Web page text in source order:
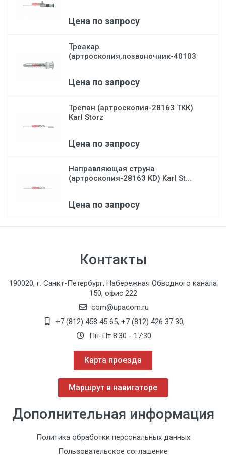
Цена по запросу
Троакар
(артроскопия,позвоночник-40103
Цена по запросу
Трепан (артроскопия-28163 ТКК)
Karl Storz
Цена по запросу
Направляющая струна
(артроскопия-28163 KD) Karl St...
Цена по запросу
Контакты
190020, г. Санкт-Петербург, Набережная Обводного канала
150, офис 222
com@upacom.ru
+7 (812) 458 45 65, +7 (812) 426 37 30,
Пн-Пт 8:30 - 17:30
Карта проезда
Маршрут в навигаторе
Дополнительная информация
Политика обработки персональных данных
Пользовательское соглашение